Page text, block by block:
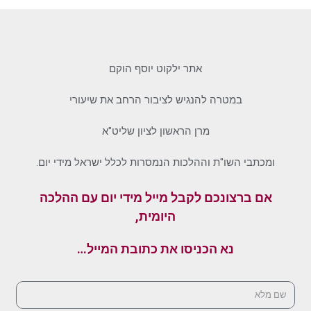
אתר ילקוט יוסף הוקם
במטרה להנגיש לציבור הרחב את שיעורי
מרן הראשון לציון שליט"א
ומכתבי השו"ת וההלכות הנמסרות לכלל ישראל מידי יום.
אם ברצונכם לקבל מייל מידי יום עם ההלכה
היומית,
נא הכניסו את כתובת המייל…